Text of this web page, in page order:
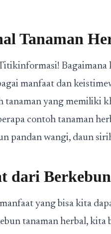
Tanaman
Bagaimana
manfaat dan
tanaman yang memiliki
contoh tanaman
pandan wangi, daun
dari
yang bisa kita
tanaman herbal,